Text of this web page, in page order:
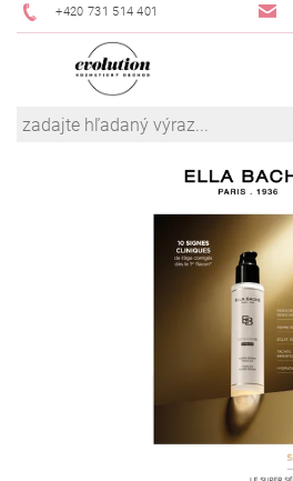
+420 731 514 401